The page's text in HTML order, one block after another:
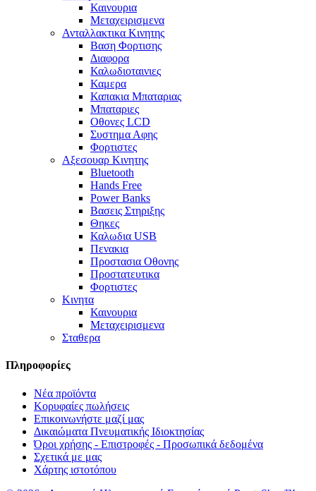
Καινουρια
Μεταχειρισμενα
Ανταλλακτικα Κινητης
Βαση Φορτισης
Διαφορα
Καλωδιοταινιες
Καμερα
Καπακια Μπαταριας
Μπαταριες
Οθονες LCD
Συστημα Αφης
Φορτιστες
Αξεσουαρ Κινητης
Bluetooth
Hands Free
Power Banks
Βασεις Στηριξης
Θηκες
Καλωδια USB
Πενακια
Προστασια Οθονης
Προστατευτικα
Φορτιστες
Κινητα
Καινουρια
Μεταχειρισμενα
Σταθερα
Πληροφορίες
Νέα προϊόντα
Κορυφαίες πωλήσεις
Επικοινωνήστε μαζί μας
Δικαιώματα Πνευματικής Ιδιοκτησίας
Όροι χρήσης - Επιστροφές - Προσωπικά δεδομένα
Σχετικά με μας
Χάρτης ιστοτόπου